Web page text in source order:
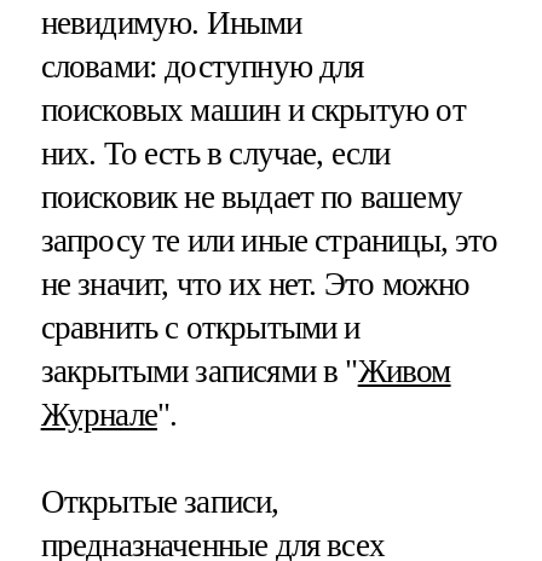
невидимую. Иными
словами: доступную для
поисковых машин и скрытую от
них. То есть в случае, если
поисковик не выдает по вашему
запросу те или иные страницы, это
не значит, что их нет. Это можно
сравнить с открытыми и
закрытыми записями в "Живом
Журнале".
Открытые записи,
предназначенные для всех